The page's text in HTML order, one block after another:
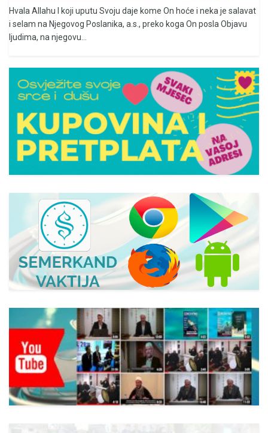
Hvala Allahu I koji uputu Svoju daje kome On hoće i neka je salavat
i selam na Njegovog Poslanika, a.s., preko koga On posla Objavu
ljudima, na njegovu...